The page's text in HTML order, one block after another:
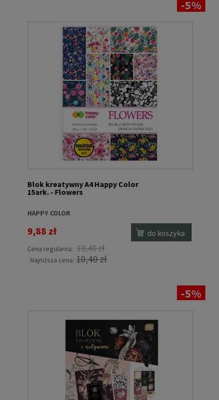
Blok kreatywny A4 Happy Color
15ark. - Flowers
HAPPY COLOR
9,88 zł
Cena regularna: 10,40 zł
Najniższa cena: 10,40 zł
do koszyka
-5%
-5%